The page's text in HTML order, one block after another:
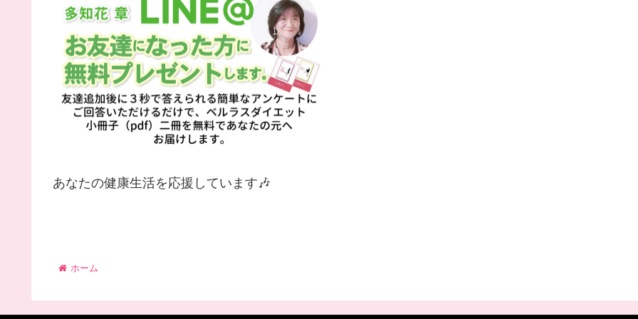
あなたの健康生活を応援しています🎶
ホーム